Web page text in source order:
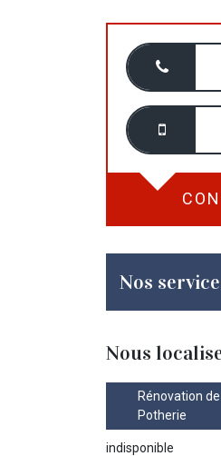
Nos
Nous
Rénovation
Potherie
indisponible